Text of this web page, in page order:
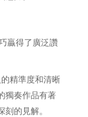
贏得了廣泛讚
精準度和清晰
獨奏作品有著
的見解。